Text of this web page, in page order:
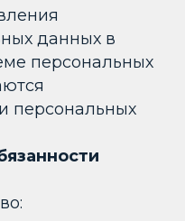
данных в
персональных
персональных